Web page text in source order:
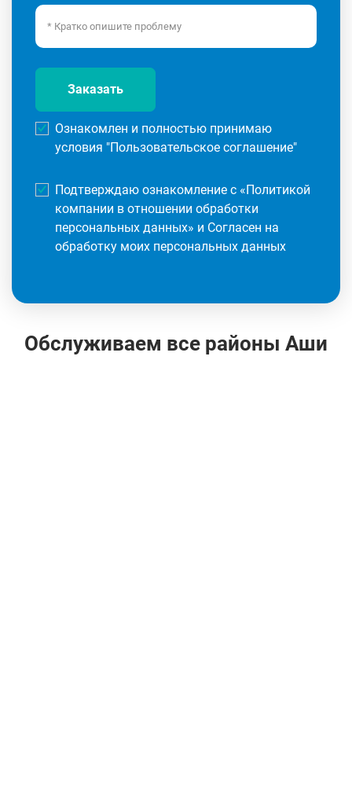
Заказать
Ознакомлен и полностью принимаю
условия "Пользовательское соглашение"
Подтверждаю ознакомление с «Политикой
компании в отношении обработки
персональных данных» и Согласен на
обработку моих персональных данных
Обслуживаем все районы Аши